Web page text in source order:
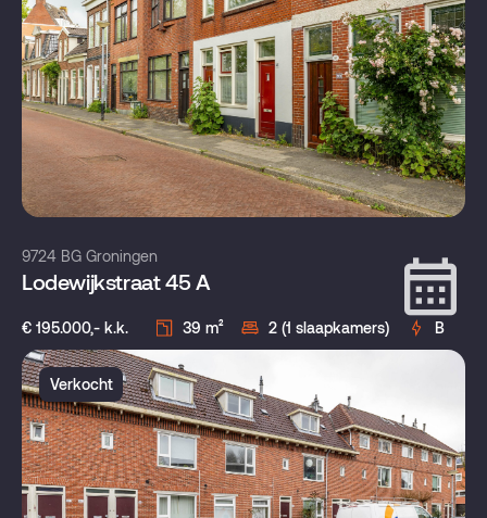
9724 BG Groningen
Lodewijkstraat 45 A
€ 195.000,- k.k. 39 m² 2 (1 slaapkamers) B
Verkocht